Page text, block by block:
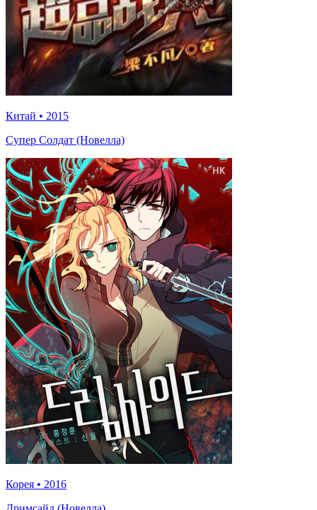
Китай • 2015
Супер Солдат (Новелла)
Корея • 2016